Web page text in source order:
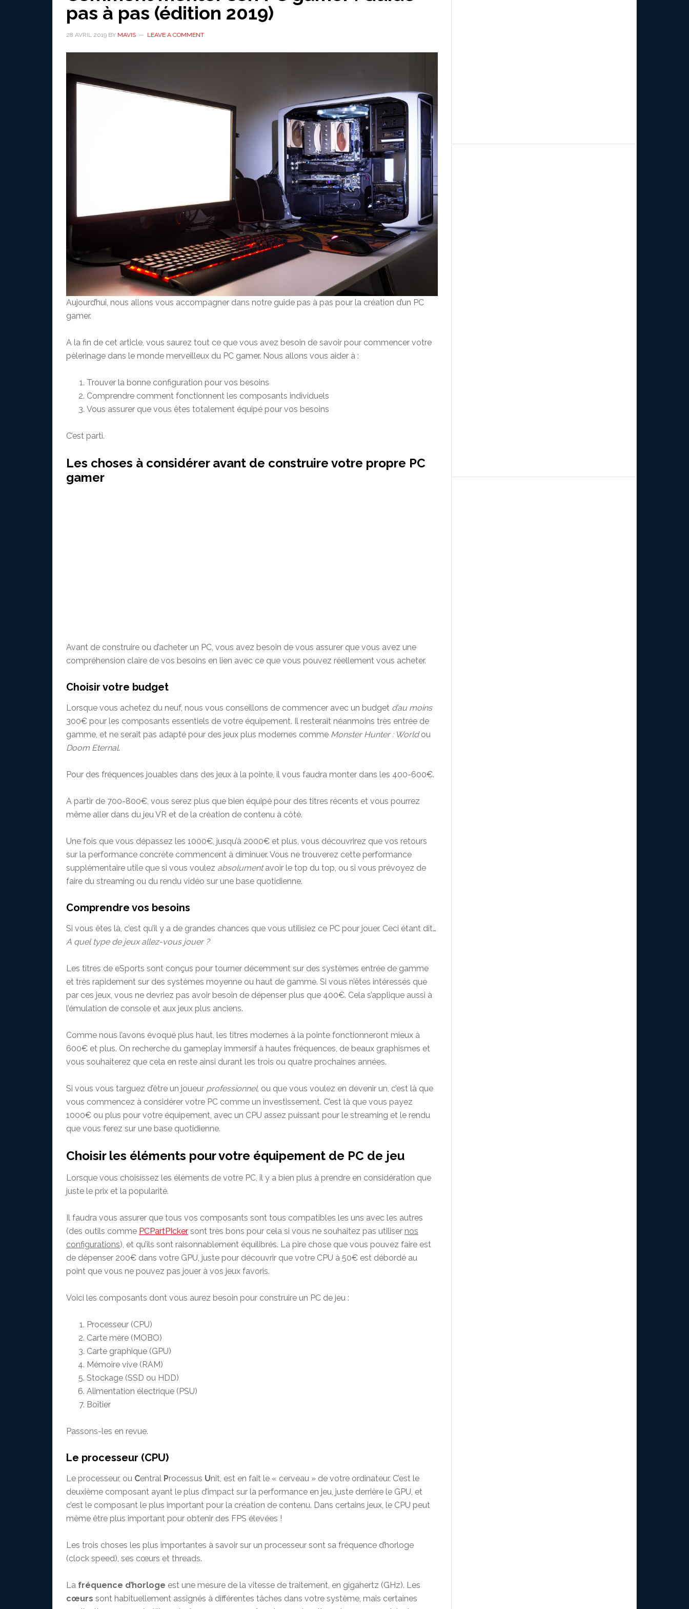
pas à pas (édition 2019)
28 AVRIL 2019 BY MAVIS LEAVE A COMMENT
Aujourd’hui, nous allons vous accompagner dans notre guide pas à pas pour la création d’un PC
gamer.
A la fin de cet article, vous saurez tout ce que vous avez besoin de savoir pour commencer votre
pèlerinage dans le monde merveilleux du PC gamer. Nous allons vous aider à :
Trouver la bonne configuration pour vos besoins
Comprendre comment fonctionnent les composants individuels
Vous assurer que vous êtes totalement équipé pour vos besoins
C’est parti.
Les choses à considérer avant de construire votre propre PC
gamer
Avant de construire ou d’acheter un PC, vous avez besoin de vous assurer que vous avez une
compréhension claire de vos besoins en lien avec ce que vous pouvez réellement vous acheter.
Choisir votre budget
Lorsque vous achetez du neuf, nous vous conseillons de commencer avec un budget d’au moins
300€ pour les composants essentiels de votre équipement. Il resterait néanmoins très entrée de
gamme, et ne serait pas adapté pour des jeux plus modernes comme Monster Hunter : Worldou
Doom Eternal.
Pour des fréquences jouables dans des jeux à la pointe, il vous faudra monter dans les 400-600€.
A partir de 700-800€, vous serez plus que bien équipé pour des titres récents et vous pourrez
même aller dans du jeu VR et de la création de contenu à côté.
Une fois que vous dépassez les 1000€, jusqu’à 2000€ et plus, vous découvrirez que vos retours
sur la performance concrète commencent à diminuer. Vous ne trouverez cette performance
supplémentaire utile que si vous voulez absolumentavoir le top du top, ou si vous prévoyez de
faire du streaming ou du rendu vidéo sur une base quotidienne.
Comprendre vos besoins
Si vous êtes là, c’est qu’il y a de grandes chances que vous utilisiez ce PC pour jouer. Ceci étant dit…
A quel type de jeux allez-vous jouer ?
Les titres de eSports sont conçus pour tourner décemment sur des systèmes entrée de gamme
et très rapidement sur des systèmes moyenne ou haut de gamme. Si vous n’êtes intéressés que
par ces jeux, vous ne devriez pas avoir besoin de dépenser plus que 400€. Cela s’applique aussi à
l’émulation de console et aux jeux plus anciens.
Comme nous l’avons évoqué plus haut, les titres modernes à la pointe fonctionneront mieux à
600€ et plus. On recherche du gameplay immersif à hautes fréquences, de beaux graphismes et
vous souhaiterez que cela en reste ainsi durant les trois ou quatre prochaines années.
Si vous vous targuez d’être un joueur professionnel, ou que vous voulez en devenir un, c’est là que
vous commencez à considérer votre PC comme un investissement. C’est là que vous payez
1000€ ou plus pour votre équipement, avec un CPU assez puissant pour le streaming et le rendu
que vous ferez sur une base quotidienne.
Choisir les éléments pour votre équipement de PC de jeu
Lorsque vous choisissez les éléments de votre PC, il y a bien plus à prendre en considération que
juste le prix et la popularité.
Il faudra vous assurer que tous vos composants sont tous compatibles les uns avec les autres
(des outils comme PCPartPIcker sont très bons pour cela si vous ne souhaitez pas utiliser nos
configurations), et qu’ils sont raisonnablement équilibrés. La pire chose que vous pouvez faire est
de dépenser 200€ dans votre GPU, juste pour découvrir que votre CPU à 50€ est débordé au
point que vous ne pouvez pas jouer à vos jeux favoris.
Voici les composants dont vous aurez besoin pour construire un PC de jeu :
Processeur (CPU)
Carte mère (MOBO)
Carte graphique (GPU)
Mémoire vive (RAM)
Stockage (SSD ou HDD)
Alimentation électrique (PSU)
Boîtier
Passons-les en revue.
Le processeur (CPU)
Le processeur, ou Central Processus Unit, est en fait le « cerveau » de votre ordinateur. C’est le
deuxième composant ayant le plus d’impact sur la performance en jeu, juste derrière le GPU, et
c’est le composant le plus important pour la création de contenu. Dans certains jeux, le CPU peut
même être plus important pour obtenir des FPS élevées !
Les trois choses les plus importantes à savoir sur un processeur sont sa fréquence d’horloge
(clock speed), ses cœurs et threads.
La fréquence d’horloge est une mesure de la vitesse de traitement, en gigahertz (GHz). Les
cœurs sont habituellement assignés à différentes tâches dans votre système, mais certaines